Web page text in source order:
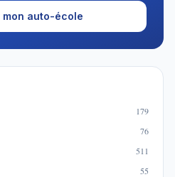
mon auto-école
179
76
511
55